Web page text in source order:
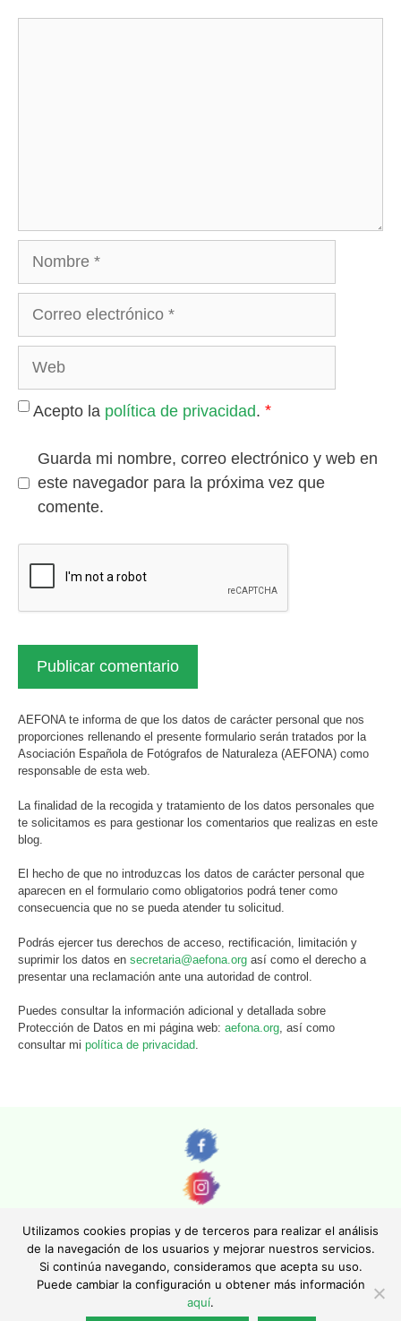
Acepto la política de privacidad. *
Guarda mi nombre, correo electrónico y web en
este navegador para la próxima vez que
comente.
AEFONA te informa de que los datos de carácter personal que nos
proporciones rellenando el presente formulario serán tratados por la
Asociación Española de Fotógrafos de Naturaleza (AEFONA) como
responsable de esta web.
La finalidad de la recogida y tratamiento de los datos personales que
te solicitamos es para gestionar los comentarios que realizas en este
blog.
El hecho de que no introduzcas los datos de carácter personal que
aparecen en el formulario como obligatorios podrá tener como
consecuencia que no se pueda atender tu solicitud.
Podrás ejercer tus derechos de acceso, rectificación, limitación y
suprimir los datos en secretaria@aefona.org así como el derecho a
presentar una reclamación ante una autoridad de control.
Puedes consultar la información adicional y detallada sobre
Protección de Datos en mi página web: aefona.org, así como
consultar mi política de privacidad.
© AEFONA 2011- 2026 | Todas las imágenes y textos son propiedad de sus
autores. Queda totalmente prohibida su reproducción.
Política de privacidad
Utilizamos cookies propias y de terceros para realizar el análisis
de la navegación de los usuarios y mejorar nuestros servicios.
Si continúa navegando, consideramos que acepta su uso.
Puede cambiar la configuración u obtener más información
aquí.